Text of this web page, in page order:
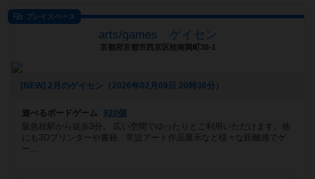
プレイスペース
arts/games ゲイセン
京都府京都市西京区桂南巽町38-1
[NEW] 2月のゲイセン（2026年02月09日 20時36分）
遊べるボードゲーム
920個
阪急桂駅から徒歩3分。 広い空間でゆったりとご利用いただけます。他
にも3Dプリンターや書籍、常設アート作品展示など様々な距離感でゲ
ー...